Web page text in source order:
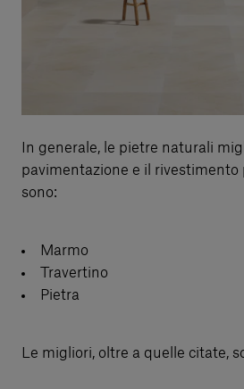
In generale, le pietre naturali
pavimentazione e il rivestimento
sono:
Marmo
Travertino
Pietra
Le migliori, oltre a quelle citate,